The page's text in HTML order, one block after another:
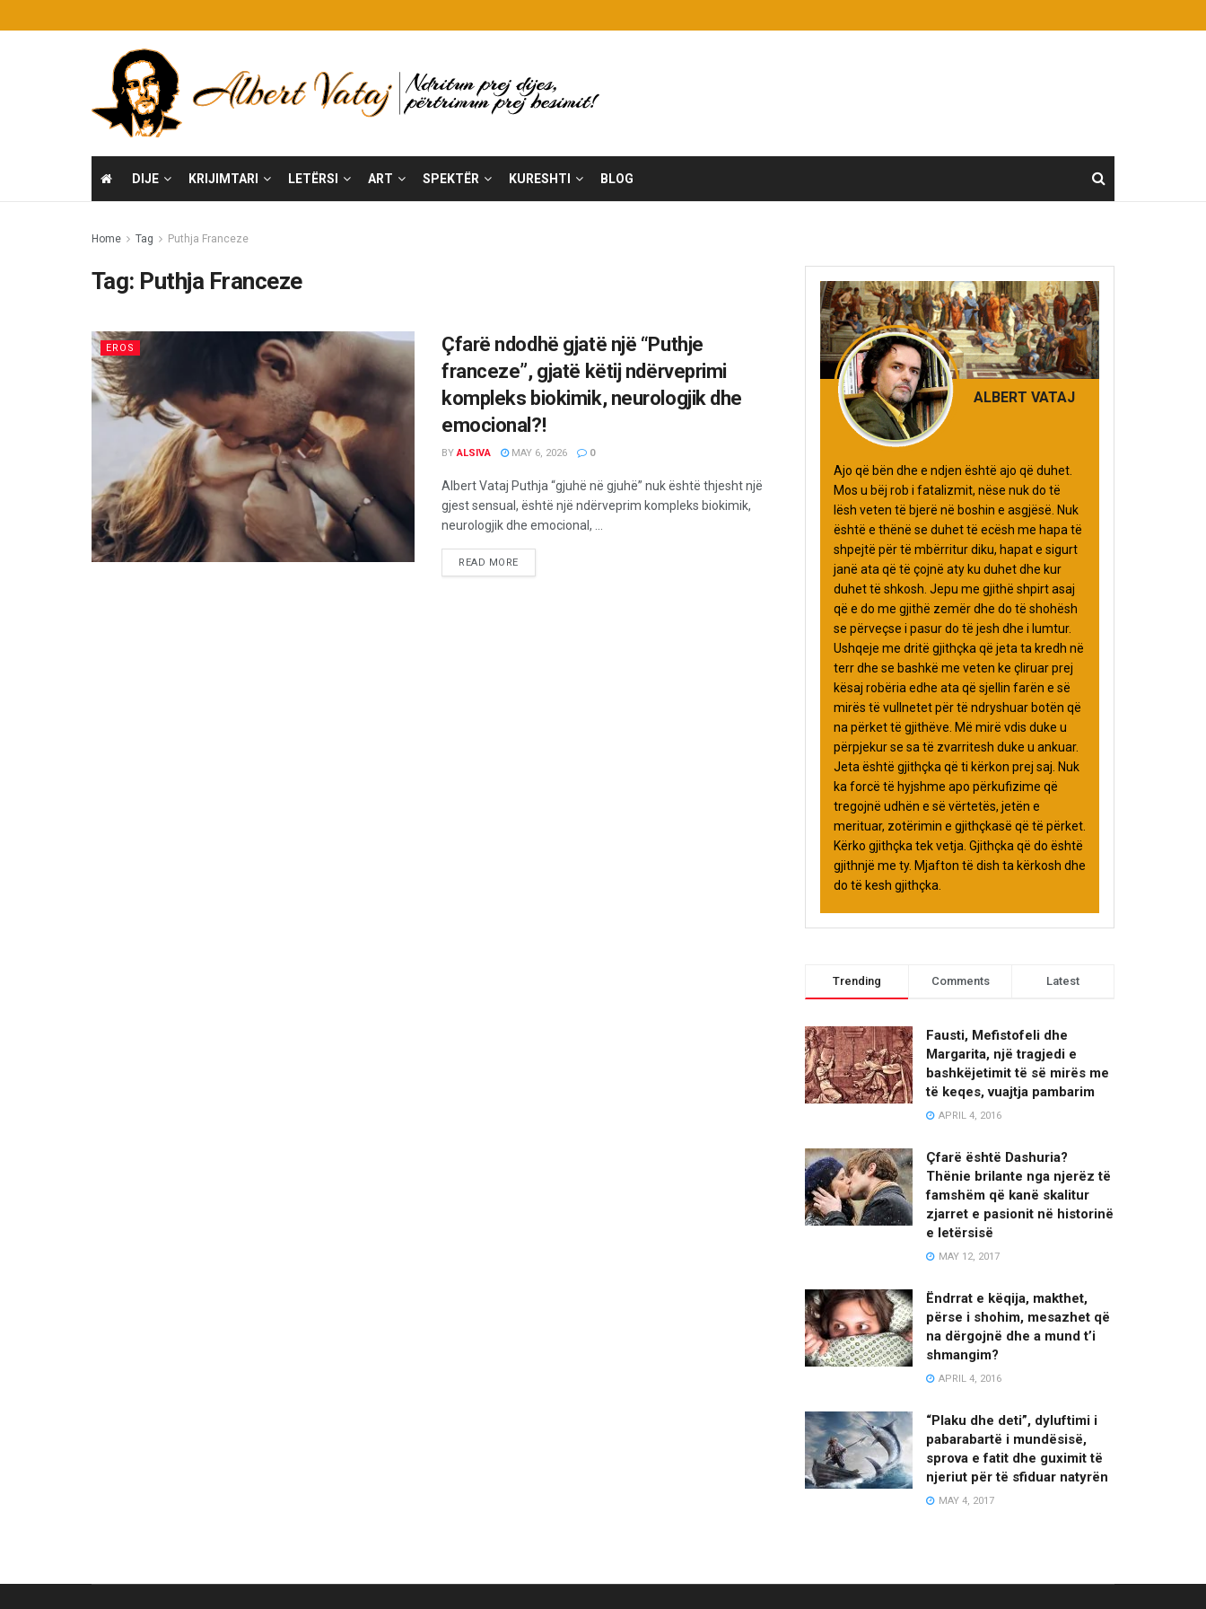
DIJE KRIJIMTARI LETËRSI ART SPEKTËR KURESHTI BLOG
Home Tag Puthja Franceze
Tag: Puthja Franceze
EROS
Çfarë ndodhë gjatë një “Puthje
franceze”, gjatë këtij ndërveprimi
kompleks biokimik, neurologjik dhe
emocional?!
BY ALSIVA MAY 6, 2026 0
Albert Vataj Puthja “gjuhë në gjuhë” nuk është thjesht një
gjest sensual, është një ndërveprim kompleks biokimik,
neurologjik dhe emocional, ...
READ MORE
ALBERT VATAJ
Ajo që bën dhe e ndjen është ajo që duhet.
Mos u bëj rob i fatalizmit, nëse nuk do të
lësh veten të bjerë në boshin e asgjësë. Nuk
është e thënë se duhet të ecësh me hapa të
shpejtë për të mbërritur diku, hapat e sigurt
janë ata që të çojnë aty ku duhet dhe kur
duhet të shkosh. Jepu me gjithë shpirt asaj
që e do me gjithë zemër dhe do të shohësh
se përveçse i pasur do të jesh dhe i lumtur.
Ushqeje me dritë gjithçka që jeta ta kredh në
terr dhe se bashkë me veten ke çliruar prej
kësaj robëria edhe ata që sjellin farën e së
mirës të vullnetet për të ndryshuar botën që
na përket të gjithëve. Më mirë vdis duke u
përpjekur se sa të zvarritesh duke u ankuar.
Jeta është gjithçka që ti kërkon prej saj. Nuk
ka forcë të hyjshme apo përkufizime që
tregojnë udhën e së vërtetës, jetën e
merituar, zotërimin e gjithçkasë që të përket.
Kërko gjithçka tek vetja. Gjithçka që do është
gjithnjë me ty. Mjafton të dish ta kërkosh dhe
do të kesh gjithçka.
Trending Comments Latest
Fausti, Mefistofeli dhe
Margarita, një tragjedi e
bashkëjetimit të së mirës me
të keqes, vuajtja pambarim
APRIL 4, 2016
Çfarë është Dashuria?
Thënie brilante nga njerëz të
famshëm që kanë skalitur
zjarret e pasionit në historinë
e letërsisë
MAY 12, 2017
Ëndrrat e këqija, makthet,
përse i shohim, mesazhet që
na dërgojnë dhe a mund t’i
shmangim?
APRIL 4, 2016
“Plaku dhe deti”, dyluftimi i
pabarabartë i mundësisë,
sprova e fatit dhe guximit të
njeriut për të sfiduar natyrën
MAY 4, 2017